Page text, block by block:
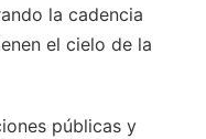
la cadencia
el cielo de la
públicas y